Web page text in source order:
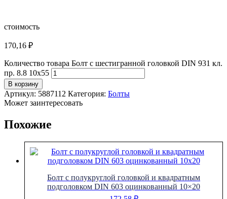
стоимость
170,16 ₽
Количество товара Болт с шестигранной головкой DIN 931 кл.
пр. 8.8 10x55
В корзину
Артикул: 5887112 Категория: Болты
Может заинтересовать
Похожие
Болт с полукруглой головкой и квадратным
подголовком DIN 603 оцинкованный 10×20